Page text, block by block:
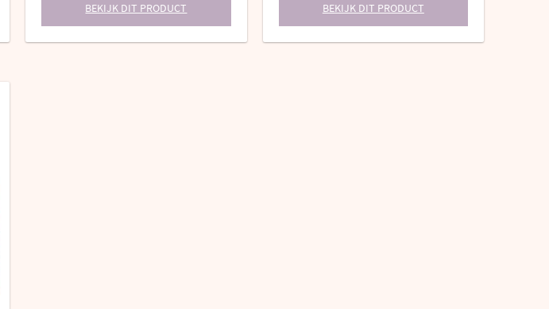
BEKIJK DIT PRODUCT BEKIJK DIT PRODUCT